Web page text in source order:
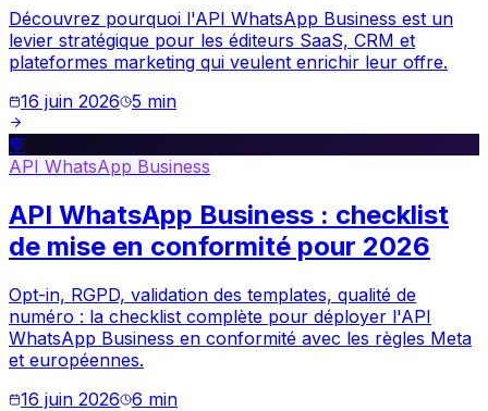
Découvrez pourquoi l'API WhatsApp Business est un
levier stratégique pour les éditeurs SaaS, CRM et
plateformes marketing qui veulent enrichir leur offre.
16 juin 2026 5 min
💬
API WhatsApp Business
API WhatsApp Business : checklist
de mise en conformité pour 2026
Opt-in, RGPD, validation des templates, qualité de
numéro : la checklist complète pour déployer l'API
WhatsApp Business en conformité avec les règles Meta
et européennes.
16 juin 2026 6 min